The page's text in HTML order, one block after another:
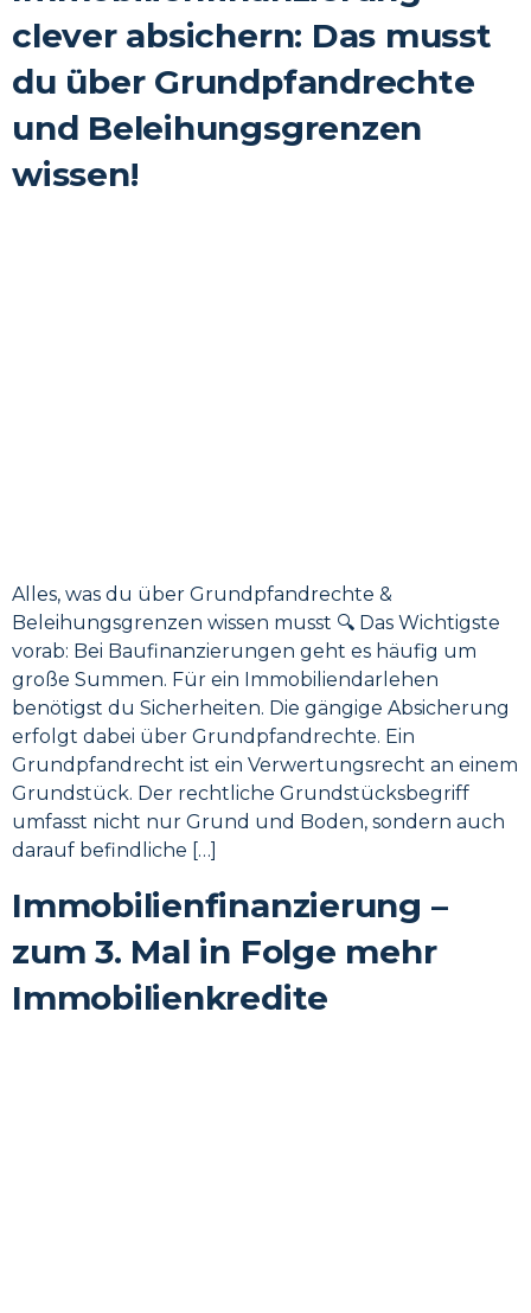
clever absichern: Das musst
du über Grundpfandrechte
und Beleihungsgrenzen
wissen!
Alles, was du über Grundpfandrechte &
Beleihungsgrenzen wissen musst 🔍 Das Wichtigste
vorab: Bei Baufinanzierungen geht es häufig um
große Summen. Für ein Immobiliendarlehen
benötigst du Sicherheiten. Die gängige Absicherung
erfolgt dabei über Grundpfandrechte. Ein
Grundpfandrecht ist ein Verwertungsrecht an einem
Grundstück. Der rechtliche Grundstücksbegriff
umfasst nicht nur Grund und Boden, sondern auch
darauf befindliche […]
Immobilienfinanzierung –
zum 3. Mal in Folge mehr
Immobilienkredite